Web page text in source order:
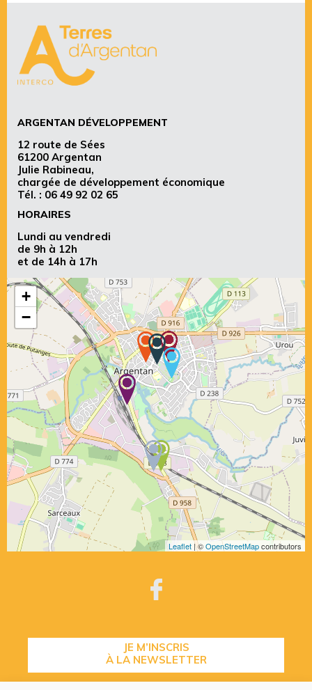
ARGENTAN DÉVELOPPEMENT
12 route de Sées
61200 Argentan
Julie Rabineau,
chargée de développement économique
Tél. : 06 49 92 02 65
HORAIRES
Lundi au vendredi
de 9h à 12h
et de 14h à 17h
+
−
Leaflet | ©OpenStreetMapcontributors
JE M’INSCRIS
À LA NEWSLETTER